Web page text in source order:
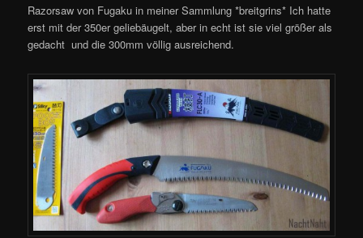
Razorsaw von Fugaku in meiner Sammlung *breitgrins* Ich hatte
erst mit der 350er geliebäugelt, aber in echt ist sie viel größer als
gedacht und die 300mm völlig ausreichend.